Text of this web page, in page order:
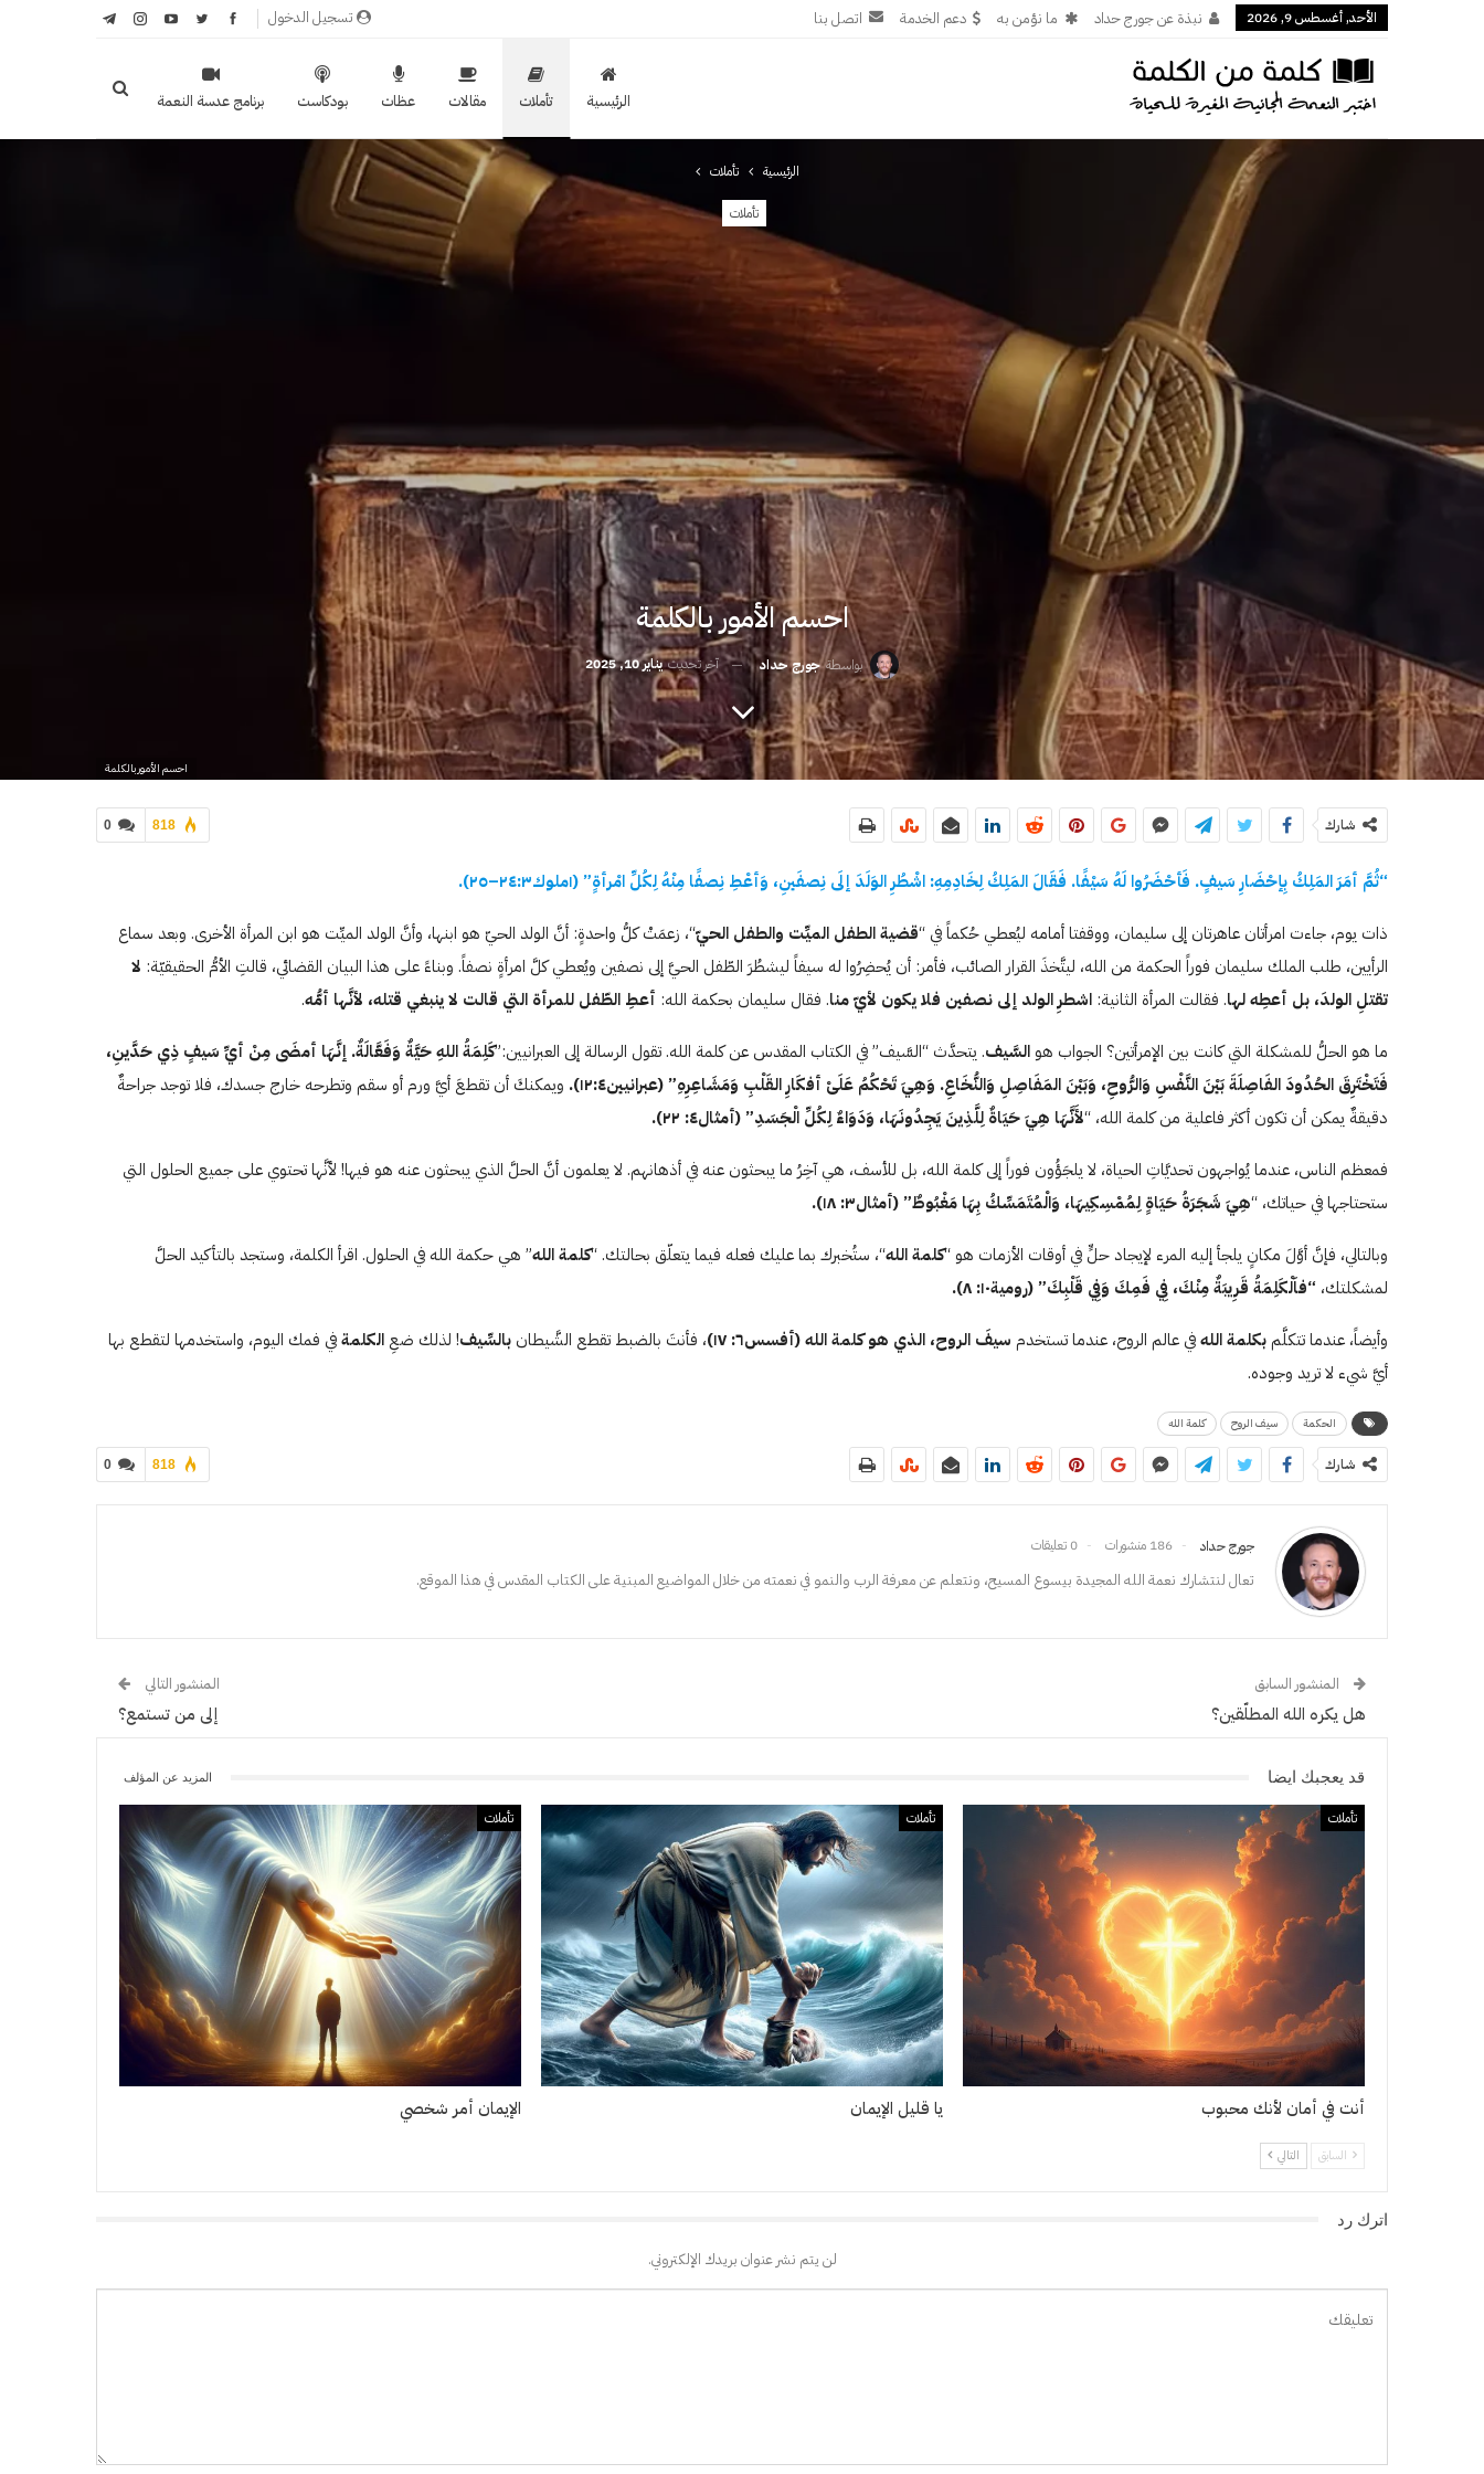
تسجيل الدخول الأحد, أغسطس 9, 2026 نبذة عن جورج حداد ما نؤمن به دعم الخدمة اتصل بنا
الرئيسية تأملات مقالات عظات بودكاست برنامج عدسة النعمة
الرئيسية تأملات
تأملات
احسم الأمور بالكلمة
بواسطةجورج حداد آخر تحديثيناير 10, 2025
احسم الأمور بالكلمة
0 818 شارك
“ثُمَّ أمَرَ المَلِكُ بِإحْضَارِ سَيفٍ. فَأحْضَرُوا لَهُ سَيْفًا. فَقَالَ المَلِكُ لِخَادِمِهِ: اشْطُرِ الوَلَدَ إلَى نِصفَينِ، وَأعْطِ نِصفًا مِنْهُ لِكُلِّ امْرأةٍ” (۱ملوك ٢٤:٣ –٢٥).
ذات يوم، جاءت امرأتان عاهرتان إلى سليمان، ووقفتا أمامه ليُعطي حُكماً في “قضية الطفل الميِّت والطفل الحيّ“، زعمَتْ كلُّ واحدةٍ: أنَّ الولد الحيّ هو ابنها، وأنَّ الولد الميِّت هو ابن المرأة الأخرى. وبعد سماع
الرأيين، طلب الملك سليمان فوراً الحكمة من الله، ليتَّخذَ القرار الصائب، فأمر: أن يُحضِرُوا له سيفاً ليشطُرَ الطّفل الحيَّ إلى نصفين ويُعطي كلَّ امرأةٍ نصفاً. وبناءً على هذا البيان القضائي، قالتِ الأمُّ الحقيقيّة: لا
تقتلِ الولدَ، بل أعطِه لها. فقالت المرأة الثانية: اشطرِ الولد إلى نصفين فلا يكون لأيّ منا. فقال سليمان بحكمة الله: أعطِ الطّفل للمرأة التي قالت لا ينبغي قتله، لأنَّها أمُّه.
ما هو الحلُّ للمشكلة التي كانت بين الإمرأتين؟ الجواب هو السَّيف. يتحدَّث “السَّيف” في الكتاب المقدس عن كلمة الله. تقول الرسالة إلى العبرانيين:”كَلِمَةُ اللهِ حَيَّةٌ وَفَعَّالَةٌ. إنَّهَا أمضَى مِنْ أيِّ سَيفٍ ذِي حَدَّينِ،
فَتَخْتَرِقَ الحُدُودَ الفَاصِلَةَ بَيْنَ النَّفْسِ وَالرُّوحِ، وَبَيْنَ المَفَاصِلِ وَالنُّخَاعِ. وَهِيَ تَحْكُمُ عَلَىْ أفكَارِ القَلْبِ وَمَشَاعِرِهِ” (عبرانيين
۱٢:٤ ). ويمكنكَ أن تقطعَ أيَّ ورم أو سقم وتطرحه خارج جسدك، فلا توجد جراحةٌ
دقيقةٌ يمكن أن تكون أكثر فاعلية من كلمة الله، “لأَنَّهَا هِيَ حَيَاةٌ لِلَّذِينَ يَجِدُونَهَا، وَدَوَاءٌ لِكُلِّ الْجَسَدِ” (أمثال٤: ٢٢).
فمعظم الناس، عندما يُواجهون تحديَّاتِ الحياة، لا يلجَؤُون فوراً إلى كلمة الله، بل للأسف، هي آخِرُ ما يبحثون عنه في أذهانهم. لا يعلمون أنَّ الحلَّ الذي يبحثون عنه هو فيها! لأنَّها تحتوي على جميع الحلول التي
ستحتاجها في حياتك، “هِيَ شَجَرَةُ حَيَاةٍ لِمُمْسِكِيهَا، وَالْمُتَمَسِّكُ بِهَا مَغْبُوطٌ” (أمثال٣: ۱۸).
وبالتالي، فإنَّ أوَّلَ مكانٍ يلجأ إليه المرء لإيجاد حلٍّ في أوقات الأزمات هو “كلمة الله“، ستُخبرك بما عليك فعله فيما يتعلّق بحالتك. “كلمة الله” هي حكمة الله في الحلول. اقرأ الكلمة، وستجد بالتأكيد الحلَّ
لمشكلتك، “فاَلْكَلِمَةُ قَرِيبَةٌ مِنْكَ، فِي فَمِكَ وَفِي قَلْبِكَ” (رومية ۱۰ : ۸).
وأيضاً، عندما تتكلَّمبكلمة اللهفي عالم الروح، عندما تستخدم سيفَ الروح، الذي هو كلمة الله (أفسس٦: ۱۷)، فأنتَ بالضبط تقطع الشَّيطان بالسِّيف! لذلك ضعِ الكلمةفي فمك اليوم، واستخدمها لتقطع بها
أيَّ شيء لا تريد وجوده.
الحكمة سيف الروح كلمة الله
0 818 شارك
جورج حداد 186 منشورات 0 تعليقات
تعال لنتشارك نعمة الله المجيدة بيسوع المسيح، ونتعلم عن معرفة الرب والنمو في نعمته من خلال المواضيع المبنية على الكتاب المقدس في هذا الموقع.
المنشور السابق
هل يكره الله المطلّقين؟
المنشور التالي
إلى من تستمع؟
قد يعجبك ايضا المزيد عن المؤلف
تأملات
أنت في أمان لأنك محبوب
تأملات
يا قليل الإيمان
تأملات
الإيمان أمر شخصي
السابق التالي
اترك رد
لن يتم نشر عنوان بريدك الإلكتروني.